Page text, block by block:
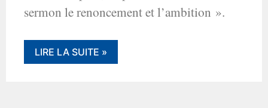
sermon le renoncement et l’ambition ».
LIRE LA SUITE »